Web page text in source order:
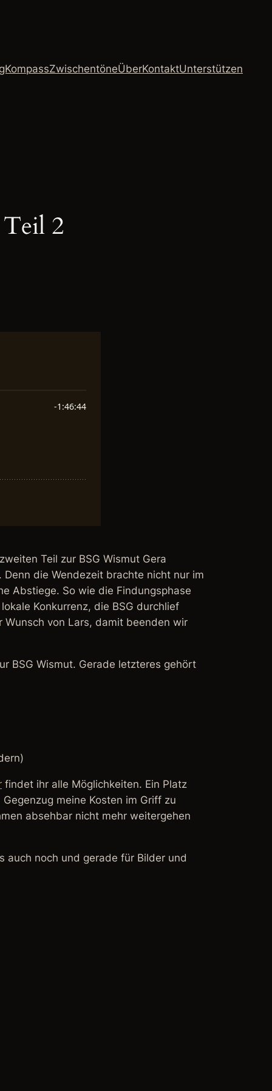
ZwischentöneÜberKontaktUnterstützen
2
Teil zur BSG Wismut Gera
die Wendezeit brachte nicht nur im
Abstiege. So wie die Findungsphase
Konkurrenz, die BSG durchlief
von Lars, damit beenden wir
BSG Wismut. Gerade letzteres gehört
findet ihr alle Möglichkeiten. Ein Platz
meine Kosten im Griff zu
absehbar nicht mehr weitergehen
auch noch und gerade für Bilder und